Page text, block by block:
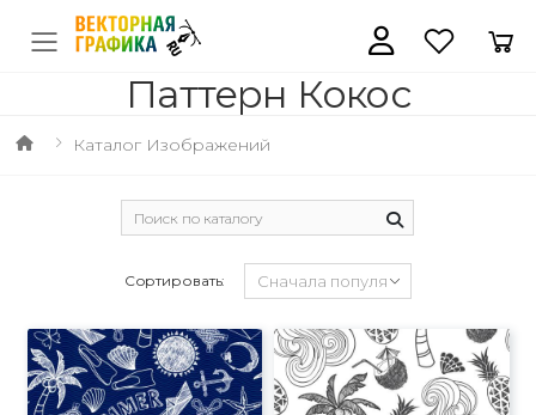
Паттерн Кокос
Каталог Изображений
Сортировать: